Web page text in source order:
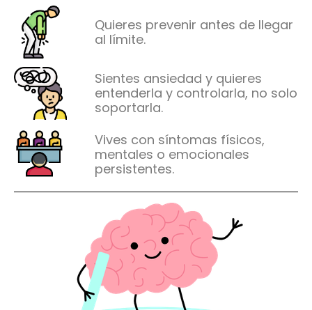
Quieres prevenir antes de llegar
al límite.
Sientes ansiedad y quieres
entenderla y controlarla, no solo
soportarla.
Vives con síntomas físicos,
mentales o emocionales
persistentes.